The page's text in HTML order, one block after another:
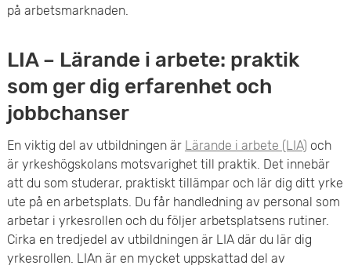
på arbetsmarknaden.
LIA – Lärande i arbete: praktik
som ger dig erfarenhet och
jobbchanser
En viktig del av utbildningen är Lärande i arbete (LIA) och
är yrkeshögskolans motsvarighet till praktik. Det innebär
att du som studerar, praktiskt tillämpar och lär dig ditt yrke
ute på en arbetsplats. Du får handledning av personal som
arbetar i yrkesrollen och du följer arbetsplatsens rutiner.
Cirka en tredjedel av utbildningen är LIA där du lär dig
yrkesrollen. LIAn är en mycket uppskattad del av